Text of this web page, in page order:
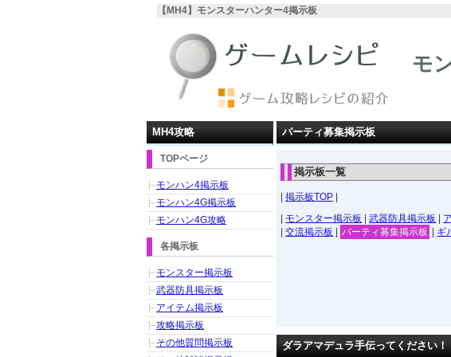
【MH4】モンスターハンター4掲示板
モ
パーティ募集掲示板
掲示板一覧
|掲示板TOP
モンスター掲示板 |武器防具掲示板
|交流掲示板 パーティ募集掲示板 ギ
ダラアマデュラ手伝ってください！
MH4攻略
TOPページ
モンハン4掲示板
モンハン4G掲示板
モンハン4G攻略
各掲示板
モンスター掲示板
武器防具掲示板
アイテム掲示板
攻略掲示板
その他質問掲示板